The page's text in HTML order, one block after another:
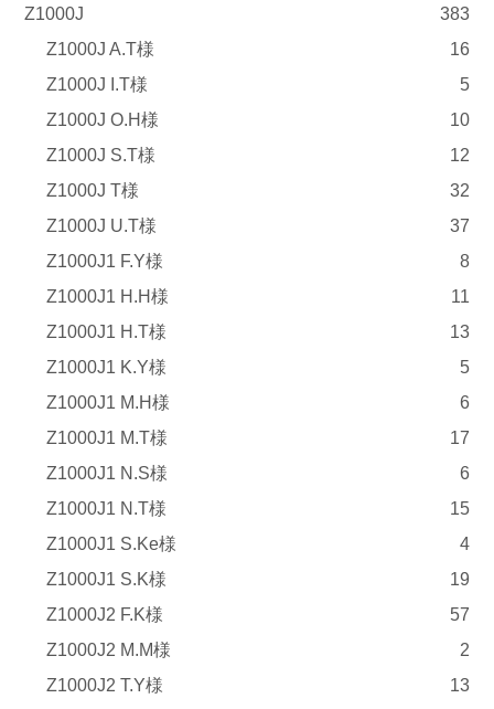
Z1000J
383
Z1000J A.T様
16
Z1000J I.T様
5
Z1000J O.H様
10
Z1000J S.T様
12
Z1000J T様
32
Z1000J U.T様
37
Z1000J1 F.Y様
8
Z1000J1 H.H様
11
Z1000J1 H.T様
13
Z1000J1 K.Y様
5
Z1000J1 M.H様
6
Z1000J1 M.T様
17
Z1000J1 N.S様
6
Z1000J1 N.T様
15
Z1000J1 S.Ke様
4
Z1000J1 S.K様
19
Z1000J2 F.K様
57
Z1000J2 M.M様
2
Z1000J2 T.Y様
13